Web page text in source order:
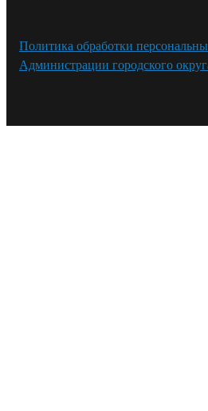
Политика обработки
Администрации городского